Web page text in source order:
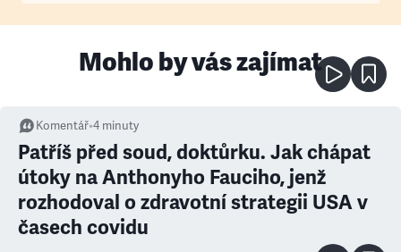
Mohlo by vás zajímat
Komentář•4 minuty
Patříš před soud, doktůrku. Jak chápat
útoky na Anthonyho Fauciho, jenž
rozhodoval o zdravotní strategii USA v
časech covidu